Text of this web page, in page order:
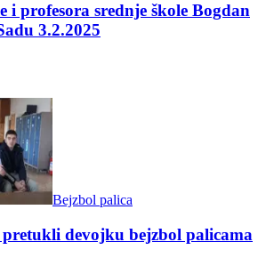
i profesora srednje škole Bogdan
3.2.2025
Bejzbol palica
devojku bejzbol palicama